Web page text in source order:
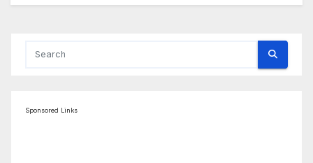
Sponsored Links